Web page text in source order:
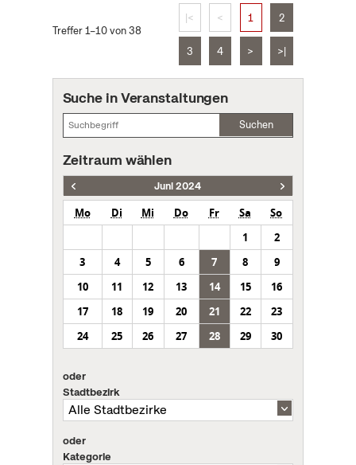
Treffer 1–10 von 38
|< < 1 2
3 4 > >|
Suche in Veranstaltungen
Suchen
Zeitraum wählen
Juni 2024
Mo Di Mi Do Fr Sa
So
1
2
3
4 5 6 7 8
9
10
11 12 13 14 15
16
17
18 19 20 21 22
23
24
25 26 27 28 29 30
oder
Stadtbezirk
oder
Kategorie